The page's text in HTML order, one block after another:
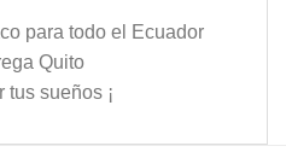
para todo el Ecuador
Quito
tus sueños ¡